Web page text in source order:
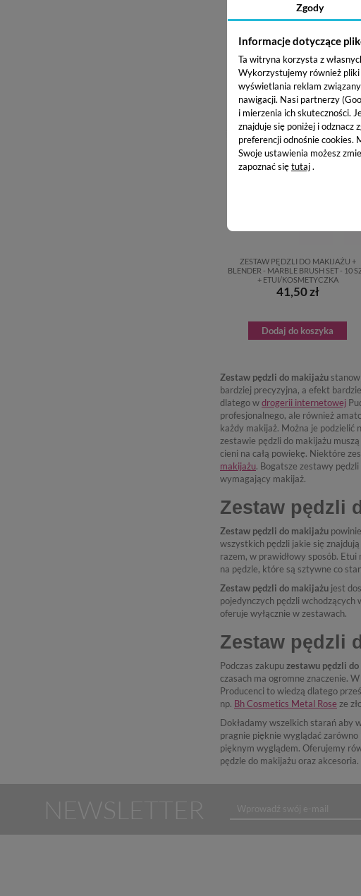
Zgody
Informacje dotyczące
Ta witryna korzysta z
Wykorzystujemy również pliki
wyświetlania reklam
nawigacji. Nasi partnerzy
i mierzenia ich skuteczności.
znajduje się poniżej i odznacz
preferencji odnośnie cookies.
Swoje ustawienia możesz
zapoznać siętutaj.
UNICORNE ROSE GOLD BRUSH SET -
ZESTAW 10 PĘDZLI DO MAKIJAŻU
Dodaj do koszyka
ZESTAW PĘDZLI DO MAKIJAŻU +
BLENDER - MARBLE BRUSH SET - 10
+ ETUI/KOSMETYCZKA
41,50 zł
Dodaj do koszyka
Zestaw pędzli do makijażu
bardziej precyzyjna, a efekt
dlatego wdrogerii internetowej
profesjonalnego, ale również
każdy makijaż. Można je podzielić
zestawie pędzli do makijażu
cieni na całą powiekę. Niektóre
makijażu. Bogatsze zestawy
wymagający makijaż.
Zestaw pędzli
Zestaw pędzli do makijażu
wszystkich pędzli jakie się
razem, w prawidłowy sposób.
na pędzle, które są sztywne co
Zestaw pędzli do makijażu jest
pojedynczych pędzli
oferuje wyłącznie w zestawach.
Zestaw pędzli
Podczas zakupu zestawu pędzli
czasach ma ogromne znaczenie.
Producenci to wiedzą dlatego
np. Bh Cosmetics Metal Rose ze
Dokładamy wszelkich starań aby
pragnie pięknie wyglądać
pięknym wyglądem. Oferujemy
pędzle do makijażu oraz akcesoria.
NEWSLETTER